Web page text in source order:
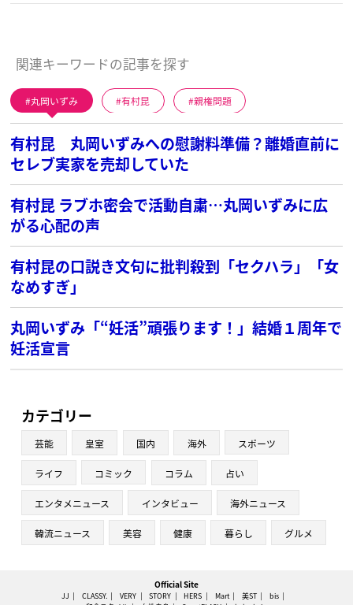
関連キーワードの記事を探す
丸岡いずみ 有村昆 親権問題
有村昆 丸岡いずみへの慰謝料準備？離婚直前に
セレブ実家を売却していた
有村昆 ラブホ密会で活動自粛…丸岡いずみに広
がる心配の声
有村昆の口説き文句に批判殺到「セクハラ」「女
なめすぎ」
丸岡いずみ「“妊活”頑張ります！」結婚１周年で
妊活宣言
カテゴリー
芸能 皇室 国内 海外 スポーツ
ライフ コミック コラム 占い
エンタメニュース インタビュー 海外ニュース
韓流ニュース 美容 健康 暮らし グルメ
Official Site
JJ CLASSY. VERY STORY HERS Mart 美ST
bis